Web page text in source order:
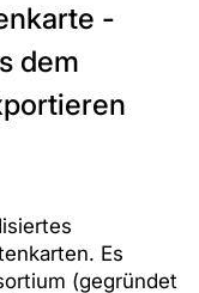
-
dem
Es
(gegründet